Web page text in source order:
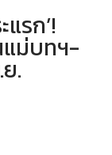
รก’!
แม่บทฯ-
.